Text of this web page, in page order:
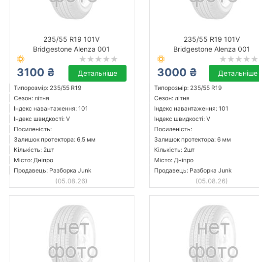
235/55 R19 101V
Bridgestone Alenza 001
3100 ₴ Детальніше
Типорозмір: 235/55 R19
Сезон: літня
Індекс навантаження: 101
Індекс швидкості: V
Посиленість:
Залишок протектора: 6,5 мм
Кількість: 2шт
Місто: Дніпро
Продавець: Разборка Junk
(05.08.26)
235/55 R19 101V
Bridgestone Alenza 001
3000 ₴ Детальніше
Типорозмір: 235/55 R19
Сезон: літня
Індекс навантаження: 101
Індекс швидкості: V
Посиленість:
Залишок протектора: 6 мм
Кількість: 2шт
Місто: Дніпро
Продавець: Разборка Junk
(05.08.26)